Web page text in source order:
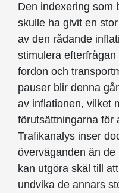
Den indexering som
skulle ha givit en
av den rådande
stimulera
fordon och
pauser blir denna
av inflationen, vilket
förutsättningarna för
Trafikanalys inser
överväganden än
kan utgöra skäl till
undvika de annars